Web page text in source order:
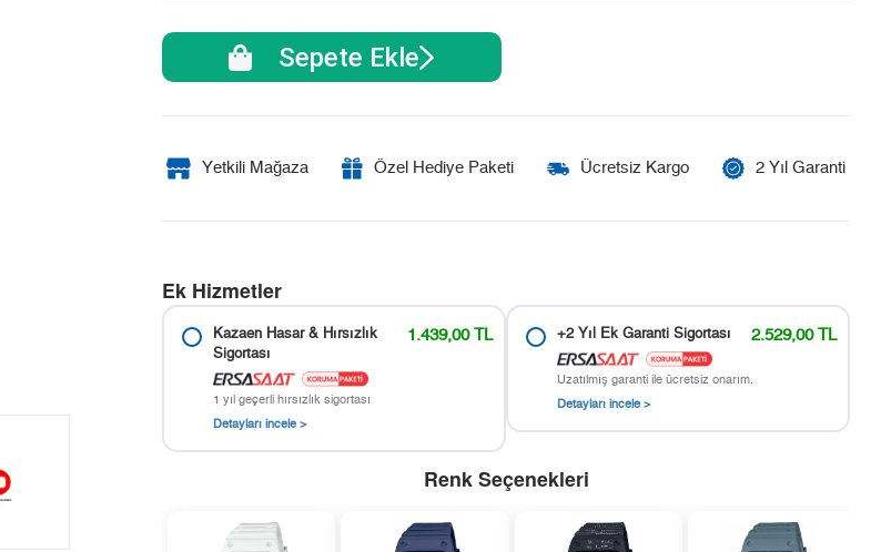
Sepete Ekle
Yetkili Mağaza Özel Hediye Paketi Ücretsiz Kargo 2 Yıl Garanti
Ek Hizmetler
Kazaen Hasar & Hırsızlık
Sigortası
1.439,00 TL
1 yıl geçerli hırsızlık sigortası
Detayları incele >
+2 Yıl Ek Garanti Sigortası 2.529,00 TL
Uzatılmış garanti ile ücretsiz onarım.
Detayları incele >
Renk Seçenekleri